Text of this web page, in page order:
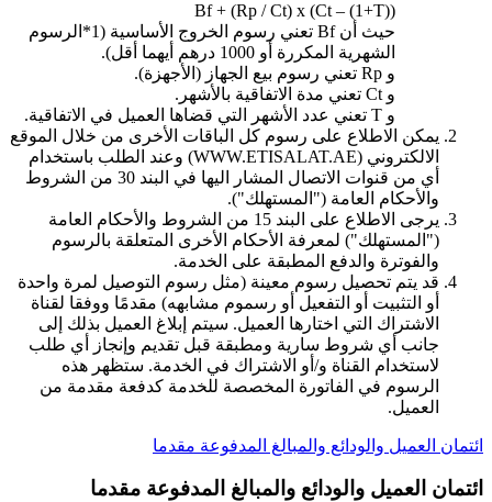
Bf + (Rp / Ct) x (Ct – (1+T))
حيث أن Bf تعني رسوم الخروج الأساسية (1*الرسوم
الشهرية المكررة أو 1000 درهم أيهما أقل).
و Rp تعني رسوم بيع الجهاز (الأجهزة).
و Ct تعني مدة الاتفاقية بالأشهر.
و T تعني عدد الأشهر التي قضاها العميل في الاتفاقية.
يمكن الاطلاع على رسوم كل الباقات الأخرى من خلال الموقع
الالكتروني (WWW.ETISALAT.AE) وعند الطلب باستخدام
أي من قنوات الاتصال المشار اليها في البند 30 من الشروط
والأحكام العامة ("المستهلك").
يرجى الاطلاع على البند 15 من الشروط والأحكام العامة
("المستهلك") لمعرفة الأحكام الأخرى المتعلقة بالرسوم
والفوترة والدفع المطبقة على الخدمة.
قد يتم تحصيل رسوم معينة (مثل رسوم التوصيل لمرة واحدة
أو التثبيت أو التفعيل أو رسموم مشابهه) مقدمًا ووفقا لقناة
الاشتراك التي اختارها العميل. سيتم إبلاغ العميل بذلك إلى
جانب أي شروط سارية ومطبقة قبل تقديم وإنجاز أي طلب
لاستخدام القناة و/أو الاشتراك في الخدمة. ستظهر هذه
الرسوم في الفاتورة المخصصة للخدمة كدفعة مقدمة من
العميل.
ائتمان العميل والودائع والمبالغ المدفوعة مقدما
ائتمان العميل والودائع والمبالغ المدفوعة مقدما